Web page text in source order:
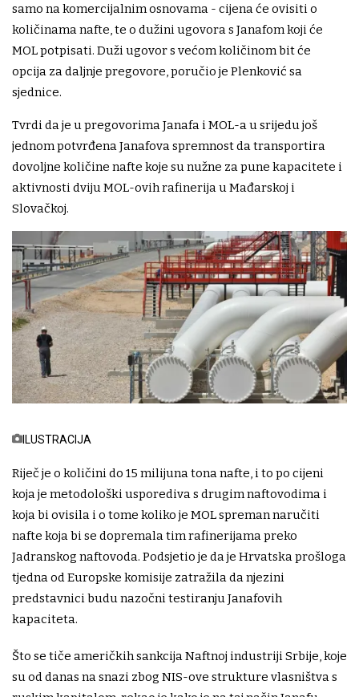
samo na komercijalnim osnovama - cijena će ovisiti o
količinama nafte, te o dužini ugovora s Janafom koji će
MOL potpisati. Duži ugovor s većom količinom bit će
opcija za daljnje pregovore, poručio je Plenković sa
sjednice.
Tvrdi da je u pregovorima Janafa i MOL-a u srijedu još
jednom potvrđena Janafova spremnost da transportira
dovoljne količine nafte koje su nužne za pune kapacitete i
aktivnosti dviju MOL-ovih rafinerija u Mađarskoj i
Slovačkoj.
ILUSTRACIJA
Riječ je o količini do 15 milijuna tona nafte, i to po cijeni
koja je metodološki usporediva s drugim naftovodima i
koja bi ovisila i o tome koliko je MOL spreman naručiti
nafte koja bi se dopremala tim rafinerijama preko
Jadranskog naftovoda. Podsjetio je da je Hrvatska prošloga
tjedna od Europske komisije zatražila da njezini
predstavnici budu nazočni testiranju Janafovih
kapaciteta.
Što se tiče američkih sankcija Naftnoj industriji Srbije, koje
su od danas na snazi zbog NIS-ove strukture vlasništva s